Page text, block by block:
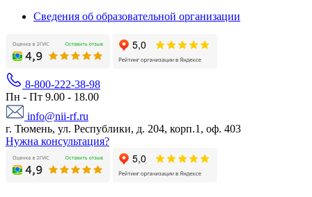
Сведения об образовательной организации
8-800-222-38-98
Пн - Пт 9.00 - 18.00
info@nii-rf.ru
г. Тюмень, ул. Республики, д. 204, корп.1, оф. 403
Нужна консультация?